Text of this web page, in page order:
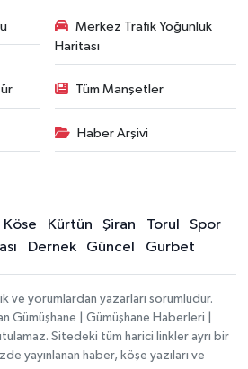
Merkez Trafik Yoğunluk
Haritası
Tüm Manşetler
Haber Arşivi
Köse Kürtün Şiran Torul
Spor
Dernek Güncel Gurbet
ve yorumlardan yazarları sorumludur.
Gümüşhane | Gümüşhane Haberleri |
Sitedeki tüm harici linkler ayrı bir
yayınlanan haber, köşe yazıları ve